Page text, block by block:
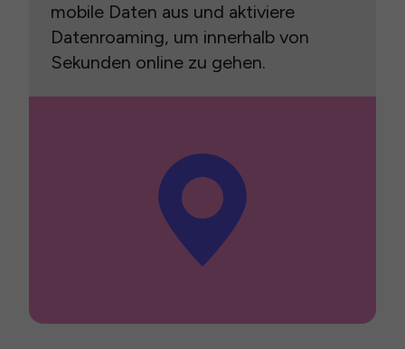
mobile Daten aus und aktiviere
Datenroaming, um innerhalb von
Sekunden online zu gehen.